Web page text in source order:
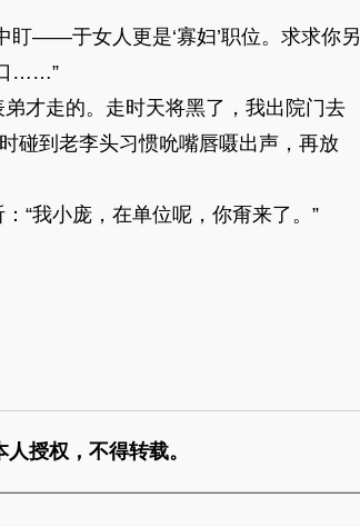
盯——于女人更是‘寡妇’职位。求求你另
……”
弟才走的。走时天将黑了，我出院门去
碰到老李头习惯吮嘴唇嗫出声，再放
我小庞，在单位呢，你甭来了。”
授权，不得转载。